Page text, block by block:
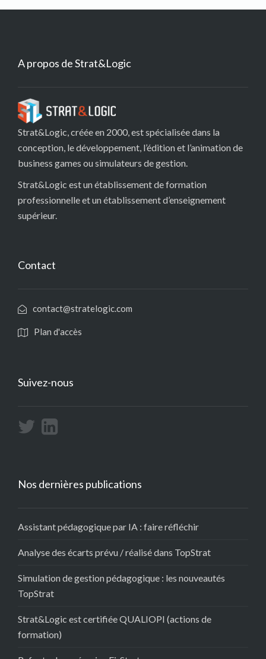
A propos de Strat&Logic
Strat&Logic, créée en 2000, est spécialisée dans la
conception, le développement, l’édition et l’animation de
business games ou simulateurs de gestion.
Strat&Logic est un établissement de formation
professionnelle et un établissement d’enseignement
supérieur.
Contact
contact@stratelogic.com
Plan d'accès
Suivez-nous
Nos dernières publications
Assistant pédagogique par IA : faire réfléchir
Analyse des écarts prévu / réalisé dans TopStrat
Simulation de gestion pédagogique : les nouveautés
TopStrat
Strat&Logic est certifiée QUALIOPI (actions de
formation)